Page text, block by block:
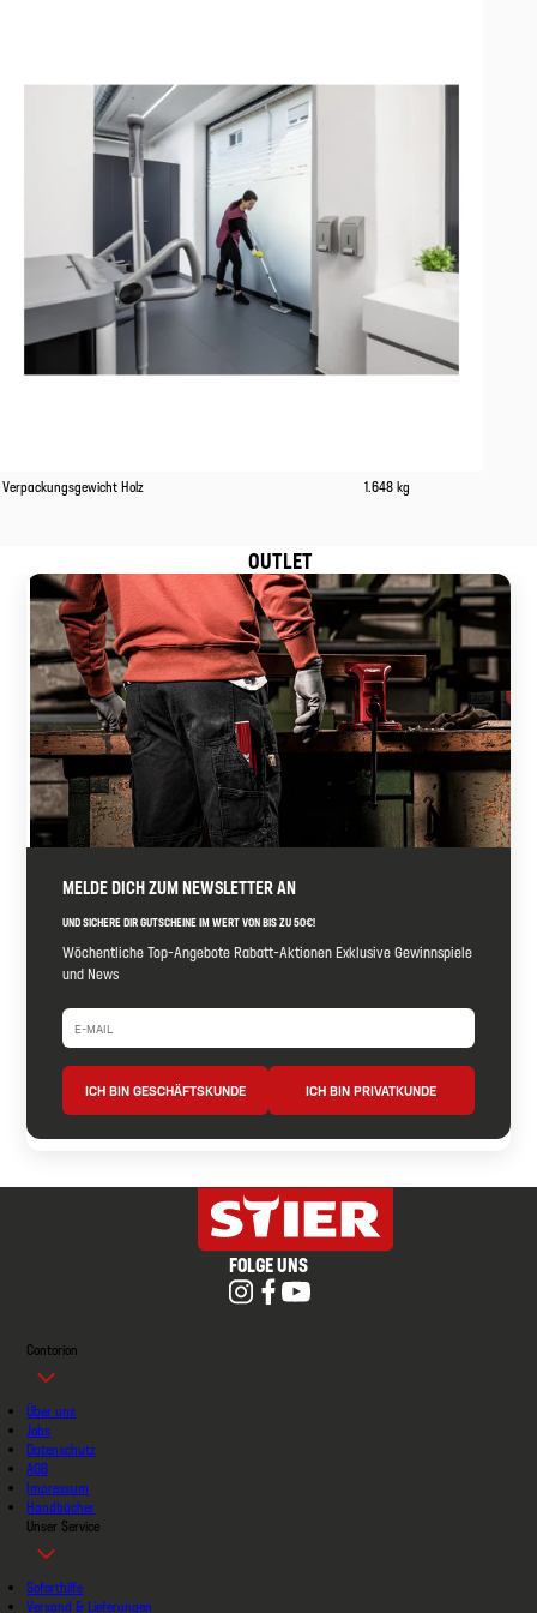
EigenschaftenWerte
Verpackungsgewicht Holz 1.648 kg
OUTLET
MELDE DICH ZUM NEWSLETTER AN
UND SICHERE DIR GUTSCHEINE IM WERT VON BIS ZU 50€!
Wöchentliche Top-Angebote Rabatt-Aktionen Exklusive Gewinnspiele
und News
ICH BIN GESCHÄFTSKUNDE ICH BIN PRIVATKUNDE
FOLGE UNS
Contorion
Über uns
Jobs
Datenschutz
AGB
Impressum
Handbücher
Unser Service
Soforthilfe
Versand & Lieferungen